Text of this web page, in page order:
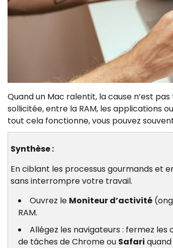
Quand un Mac ralentit, la cause n’est
sollicitée, entre la RAM, les applications
tout cela fonctionne, vous pouvez
Synthèse :
En ciblant les processus gourmands et
sans interrompre votre travail.
Ouvrez le Moniteur d’activité
RAM.
Allégez les navigateurs : fermez
de tâches de Chrome ou Safari quand